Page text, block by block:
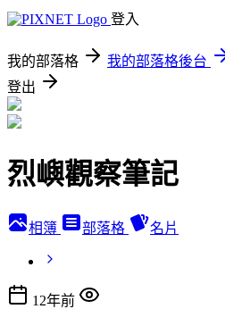
登入
我的部落格 我的部落格後台
登出
烈嶼觀察筆記
相簿 部落格 名片
12年前